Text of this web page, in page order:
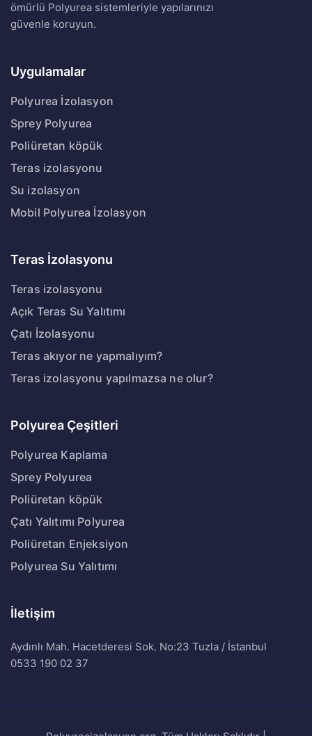
ömürlü Polyurea sistemleriyle yapılarınızı
güvenle koruyun.
Uygulamalar
Polyurea İzolasyon
Sprey Polyurea
Poliüretan köpük
Teras izolasyonu
Su izolasyon
Mobil Polyurea İzolasyon
Teras İzolasyonu
Teras izolasyonu
Açık Teras Su Yalıtımı
Çatı İzolasyonu
Teras akıyor ne yapmalıyım?
Teras izolasyonu yapılmazsa ne olur?
Polyurea Çeşitleri
Polyurea Kaplama
Sprey Polyurea
Poliüretan köpük
Çatı Yalıtımı Polyurea
Poliüretan Enjeksiyon
Polyurea Su Yalıtımı
İletişim
Aydınlı Mah. Hacetderesi Sok. No:23 Tuzla / İstanbul
0533 190 02 37